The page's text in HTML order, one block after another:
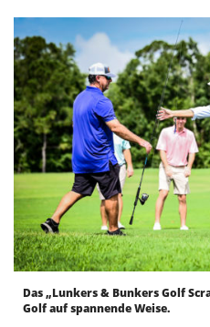
Das „Lunkers & Bunkers Golf
Golf auf spannende Weise.